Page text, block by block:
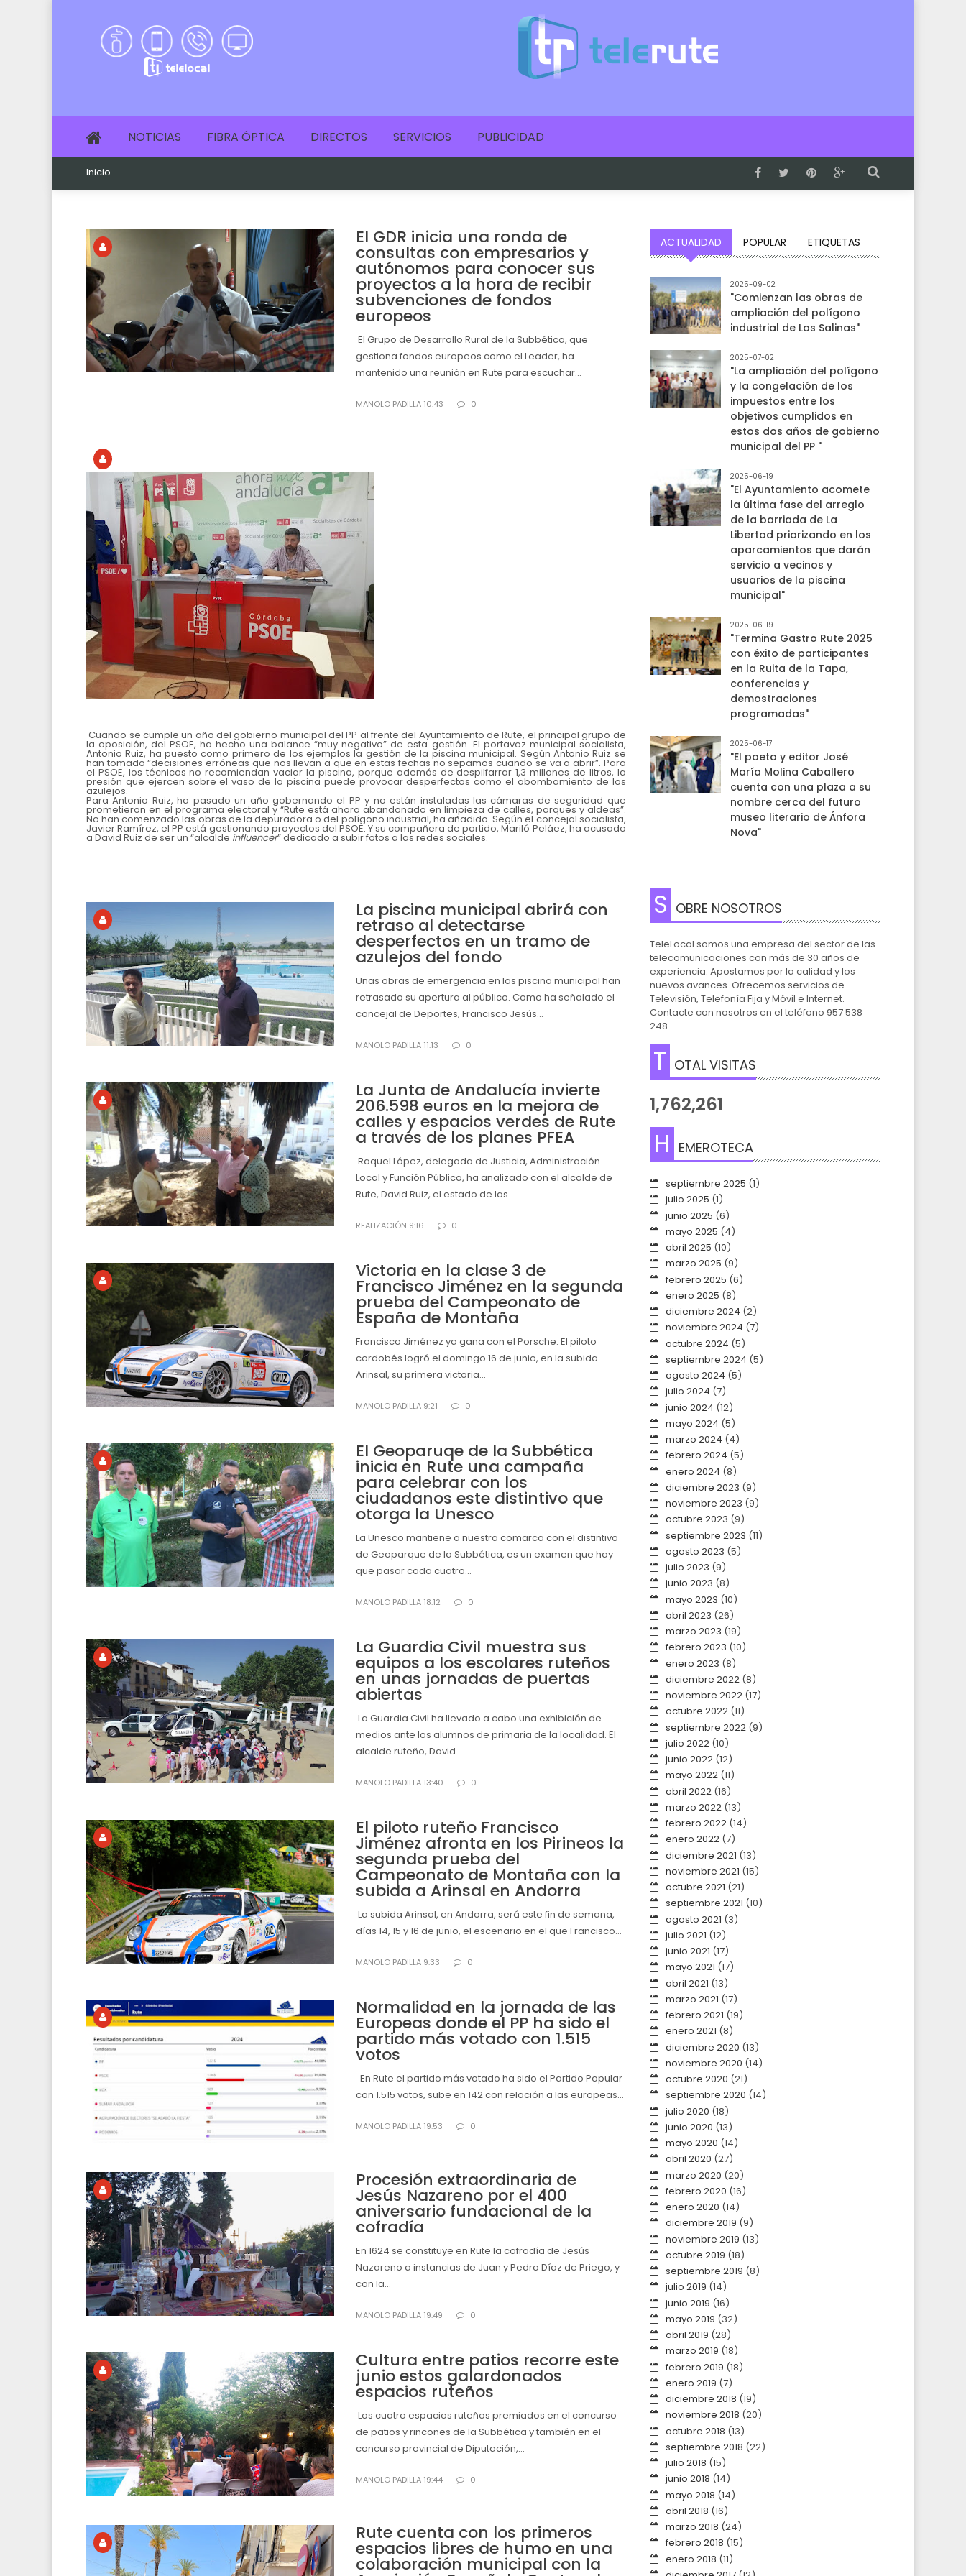
NOTICIAS FIBRA ÓPTICA DIRECTOS SERVICIOS PUBLICIDAD
Inicio
El GDR inicia una ronda de
consultas con empresarios y
autónomos para conocer sus
proyectos a la hora de recibir
subvenciones de fondos
europeos
El Grupo de Desarrollo Rural de la Subbética, que
gestiona fondos europeos como el Leader, ha
mantenido una reunión en Rute para escuchar...
MANOLO PADILLA 10:43 0
Cuando se cumple un año del gobierno municipal del PP al frente del Ayuntamiento de Rute, el principal grupo de
la oposición, del PSOE, ha hecho una balance “muy negativo” de esta gestión. El portavoz municipal socialista,
Antonio Ruiz, ha puesto como primero de los ejemplos la gestión de la piscina municipal. Según Antonio Ruiz se
han tomado “decisiones erróneas que nos llevan a que en estas fechas no sepamos cuando se va a abrir”. Para
el PSOE, los técnicos no recomiendan vaciar la piscina, porque además de despilfarrar 1,3 millones de litros, la
presión que ejercen sobre el vaso de la piscina puede provocar desperfectos como el abombamiento de los
azulejos.
Para Antonio Ruiz, ha pasado un año gobernando el PP y no están instaladas las cámaras de seguridad que
prometieron en el programa electoral y “Rute está ahora abandonado en limpieza de calles, parques y aldeas”.
No han comenzado las obras de la depuradora o del polígono industrial, ha añadido. Según el concejal socialista,
Javier Ramírez, el PP está gestionando proyectos del PSOE. Y su compañera de partido, Mariló Peláez, ha acusado
a David Ruiz de ser un “alcalde influencer” dedicado a subir fotos a las redes sociales.
La piscina municipal abrirá con
retraso al detectarse
desperfectos en un tramo de
azulejos del fondo
Unas obras de emergencia en las piscina municipal han
retrasado su apertura al público. Como ha señalado el
concejal de Deportes, Francisco Jesús...
MANOLO PADILLA 11:13 0
La Junta de Andalucía invierte
206.598 euros en la mejora de
calles y espacios verdes de Rute
a través de los planes PFEA
Raquel López, delegada de Justicia, Administración
Local y Función Pública, ha analizado con el alcalde de
Rute, David Ruiz, el estado de las...
REALIZACIÓN 9:16 0
Victoria en la clase 3 de
Francisco Jiménez en la segunda
prueba del Campeonato de
España de Montaña
Francisco Jiménez ya gana con el Porsche. El piloto
cordobés logró el domingo 16 de junio, en la subida
Arinsal, su primera victoria...
MANOLO PADILLA 9:21 0
El Geoparuqe de la Subbética
inicia en Rute una campaña
para celebrar con los
ciudadanos este distintivo que
otorga la Unesco
La Unesco mantiene a nuestra comarca con el distintivo
de Geoparque de la Subbética, es un examen que hay
que pasar cada cuatro...
MANOLO PADILLA 18:12 0
La Guardia Civil muestra sus
equipos a los escolares ruteños
en unas jornadas de puertas
abiertas
La Guardia Civil ha llevado a cabo una exhibición de
medios ante los alumnos de primaria de la localidad. El
alcalde ruteño, David...
MANOLO PADILLA 13:40 0
El piloto ruteño Francisco
Jiménez afronta en los Pirineos la
segunda prueba del
Campeonato de Montaña con la
subida a Arinsal en Andorra
La subida Arinsal, en Andorra, será este fin de semana,
días 14, 15 y 16 de junio, el escenario en el que Francisco...
MANOLO PADILLA 9:33 0
Normalidad en la jornada de las
Europeas donde el PP ha sido el
partido más votado con 1.515
votos
En Rute el partido más votado ha sido el Partido Popular
con 1.515 votos, sube en 142 con relación a las europeas...
MANOLO PADILLA 19:53 0
Procesión extraordinaria de
Jesús Nazareno por el 400
aniversario fundacional de la
cofradía
En 1624 se constituye en Rute la cofradía de Jesús
Nazareno a instancias de Juan y Pedro Díaz de Priego, y
con la...
MANOLO PADILLA 19:49 0
Cultura entre patios recorre este
junio estos galardonados
espacios ruteños
Los cuatro espacios ruteños premiados en el concurso
de patios y rincones de la Subbética y también en el
concurso provincial de Diputación,...
MANOLO PADILLA 19:44 0
Rute cuenta con los primeros
espacios libres de humo en una
colaboración municipal con la
ACTUALIDAD POPULAR ETIQUETAS
2025-09-02
"Comienzan las obras de
ampliación del polígono
industrial de Las Salinas"
2025-07-02
"La ampliación del polígono
y la congelación de los
impuestos entre los
objetivos cumplidos en
estos dos años de gobierno
municipal del PP "
2025-06-19
"El Ayuntamiento acomete
la última fase del arreglo
de la barriada de La
Libertad priorizando en los
aparcamientos que darán
servicio a vecinos y
usuarios de la piscina
municipal"
2025-06-19
"Termina Gastro Rute 2025
con éxito de participantes
en la Ruita de la Tapa,
conferencias y
demostraciones
programadas"
2025-06-17
"El poeta y editor José
María Molina Caballero
cuenta con una plaza a su
nombre cerca del futuro
museo literario de Ánfora
Nova"
S OBRE NOSOTROS
TeleLocal somos una empresa del sector de las
telecomunicaciones con más de 30 años de
experiencia. Apostamos por la calidad y los
nuevos avances. Ofrecemos servicios de
Televisión, Telefonía Fija y Móvil e Internet.
Contacte con nosotros en el teléfono 957 538
248.
T OTAL VISITAS
1,762,261
H EMEROTECA
septiembre 2025 (1)
julio 2025 (1)
junio 2025 (6)
mayo 2025 (4)
abril 2025 (10)
marzo 2025 (9)
febrero 2025 (6)
enero 2025 (8)
diciembre 2024 (2)
noviembre 2024 (7)
octubre 2024 (5)
septiembre 2024 (5)
agosto 2024 (5)
julio 2024 (7)
junio 2024 (12)
mayo 2024 (5)
marzo 2024 (4)
febrero 2024 (5)
enero 2024 (8)
diciembre 2023 (9)
noviembre 2023 (9)
octubre 2023 (9)
septiembre 2023 (11)
agosto 2023 (5)
julio 2023 (9)
junio 2023 (8)
mayo 2023 (10)
abril 2023 (26)
marzo 2023 (19)
febrero 2023 (10)
enero 2023 (8)
diciembre 2022(8)
noviembre 2022(17)
octubre 2022(11)
septiembre 2022(9)
julio 2022(10)
junio 2022(12)
mayo 2022(11)
abril 2022(16)
marzo 2022(13)
febrero 2022(14)
enero 2022(7)
diciembre 2021 (13)
noviembre 2021 (15)
octubre 2021 (21)
septiembre 2021 (10)
agosto 2021 (3)
julio 2021 (12)
junio 2021 (17)
mayo 2021 (17)
abril 2021 (13)
marzo 2021 (17)
febrero 2021 (19)
enero 2021 (8)
diciembre 2020 (13)
noviembre 2020 (14)
octubre 2020 (21)
septiembre 2020 (14)
julio 2020 (18)
junio 2020 (13)
mayo 2020 (14)
abril 2020 (27)
marzo 2020 (20)
febrero 2020 (16)
enero 2020 (14)
diciembre 2019 (9)
noviembre 2019 (13)
octubre 2019 (18)
septiembre 2019 (8)
julio 2019 (14)
junio 2019 (16)
mayo 2019 (32)
abril 2019 (28)
marzo 2019 (18)
febrero 2019 (18)
enero 2019 (7)
diciembre 2018 (19)
noviembre 2018 (20)
octubre 2018 (13)
septiembre 2018 (22)
julio 2018 (15)
junio 2018 (14)
mayo 2018 (14)
abril 2018 (16)
marzo 2018 (24)
febrero 2018 (15)
enero 2018 (11)